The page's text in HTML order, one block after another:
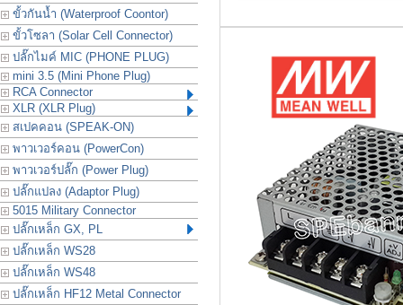
ขั้วกันน้ำ (Waterproof Coontor)
ขั้วโซลา (Solar Cell Connector)
ปลั๊กไมค์ MIC (PHONE PLUG)
mini 3.5 (Mini Phone Plug)
RCA Connector
XLR (XLR Plug)
สเปคคอน (SPEAK-ON)
พาวเวอร์คอน (PowerCon)
พาวเวอร์ปลั๊ก (Power Plug)
ปลั๊กแปลง (Adaptor Plug)
5015 Military Connector
ปลั๊กเหล็ก GX, PL
ปลั๊กเหล็ก WS28
ปลั๊กเหล็ก WS48
ปลั๊กเหล็ก HF12 Metal Connector